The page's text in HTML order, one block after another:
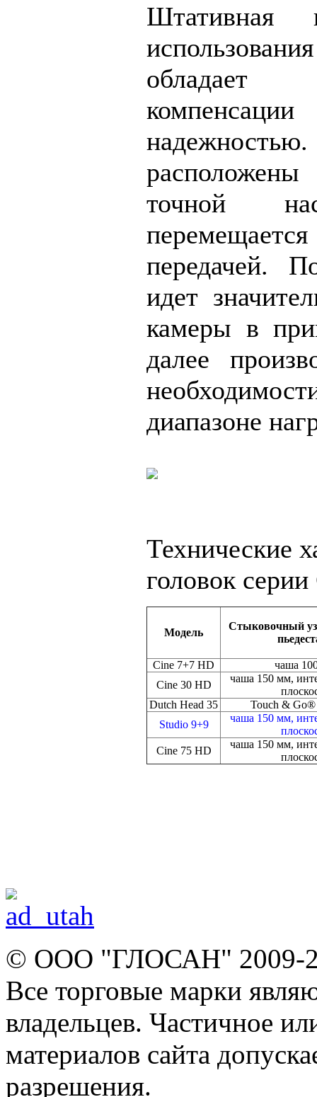
Штативная
обладает
надежностью.
точной
передачей.
идет
камеры в
далее
диапазоне
Технические
головок
Модель
Стыковочный
Cine 7+7 HD
чаша
Cine 30 HD
чаша 150 мм,
Dutch Head 35
Touch & Go®
Studio 9+9
чаша 150 мм,
Cine 75 HD
чаша 150 мм,
© ООО "ГЛОСАН" 2009-
Все торговые марки
владельцев. Частичное
материалов сайта
разрешения.